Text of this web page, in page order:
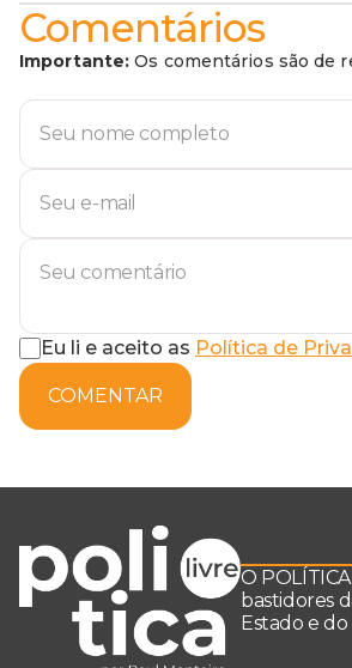
Comentários
Importante: Os comentários são de
Eu li e aceito as Política de
COMENTAR
O
bastidores
Estado e do